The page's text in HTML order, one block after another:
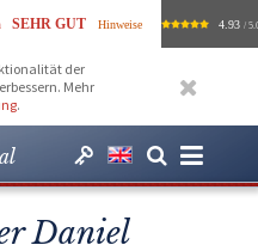
SEHR GUT Hinweise 4.93 /
der
Mehr
.
Daniel